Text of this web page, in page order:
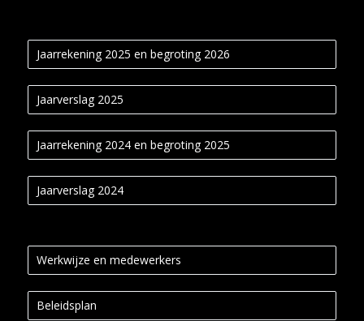
Jaarrekening 2025 en begroting 2026
Jaarverslag 2025
Jaarrekening 2024 en begroting 2025
Jaarverslag 2024
Werkwijze en medewerkers
Beleidsplan